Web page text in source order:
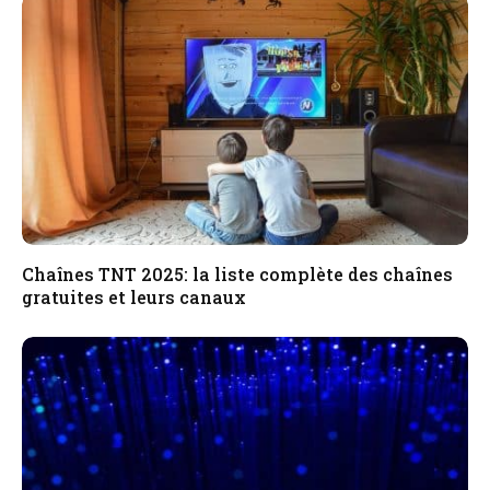
Chaînes TNT 2025: la liste complète des chaînes
gratuites et leurs canaux